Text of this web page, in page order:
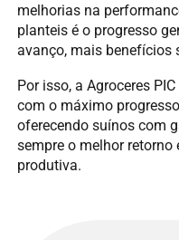
melhorias na
planteis é o progresso
avanço, mais benefícios
Por isso, a Agroceres
com o máximo
oferecendo suínos com
sempre o melhor
produtiva.